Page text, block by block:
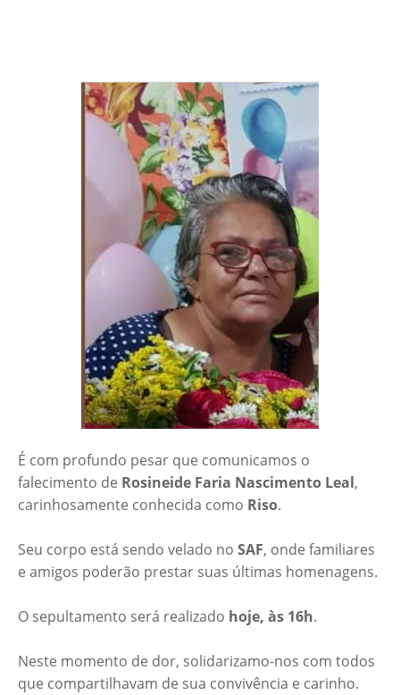
É com profundo pesar que comunicamos o
falecimento de Rosineide Faria Nascimento Leal,
carinhosamente conhecida como Riso.
Seu corpo está sendo velado no SAF, onde familiares
e amigos poderão prestar suas últimas homenagens.
O sepultamento será realizado hoje, às 16h.
Neste momento de dor, solidarizamo-nos com todos
que compartilhavam de sua convivência e carinho.